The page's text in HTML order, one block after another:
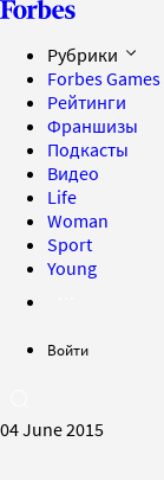
Рубрики
Forbes Games
Рейтинги
Франшизы
Подкасты
Видео
Life
Woman
Sport
Young
Войти
04 June 2015